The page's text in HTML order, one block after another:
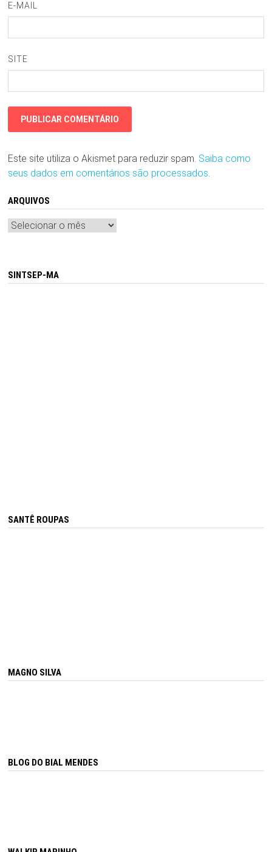
E-MAIL
SITE
Este site utiliza o Akismet para reduzir spam. Saiba como
seus dados em comentários são processados.
ARQUIVOS
Arquivos
SINTSEP-MA
SANTÊ ROUPAS
MAGNO SILVA
BLOG DO BIAL MENDES